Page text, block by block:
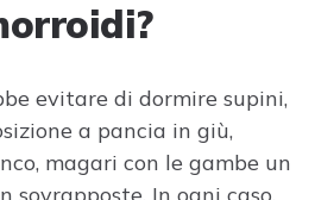
evitare di dormire supini,
a pancia in giù,
magari con le gambe un